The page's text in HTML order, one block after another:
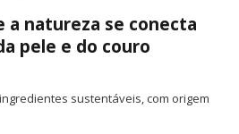
a natureza se conecta
pele e do couro
sustentáveis, com origem